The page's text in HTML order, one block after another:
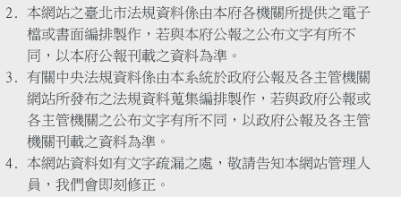
本網站之臺北市法規資料係由本府各機關所提供之電子
檔或書面編排製作，若與本府公報之公布文字有所不
同，以本府公報刊載之資料為準。
有關中央法規資料係由本系統於政府公報及各主管機關
網站所發布之法規資料蒐集編排製作，若與政府公報或
各主管機關之公布文字有所不同，以政府公報及各主管
機關刊載之資料為準。
本網站資料如有文字疏漏之處，敬請告知本網站管理人
員，我們會即刻修正。